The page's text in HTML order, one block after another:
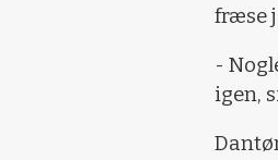
fræse
-
igen,